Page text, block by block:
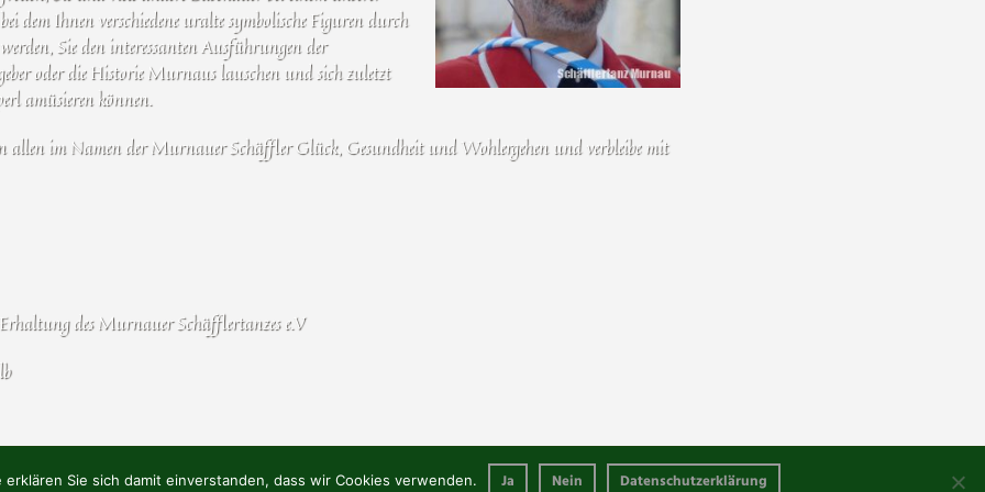
dem Ihnen verschiedene uralte symbolische Figuren durch
Sie den interessanten Ausführungen der
oder die Historie Murnaus lauschen und sich zuletzt
amüsieren können.
allen im Namen der Murnauer Schäffler Glück, Gesundheit und Wohlergehen und verbleibe mit
des Murnauer Schäfflertanzes e.V
Copyright © 2019 Schäfflertanz Murnau |Datenschutz
Sie sich damit einverstanden, dass wir Cookies verwenden. Ja Nein Datenschutzerklärung